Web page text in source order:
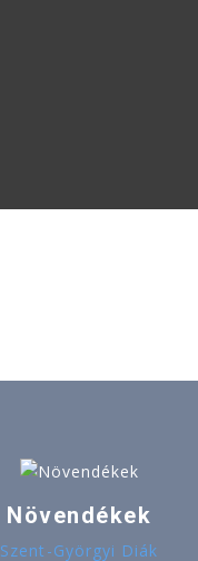
Növendékek
Szent-Györgyi Diák